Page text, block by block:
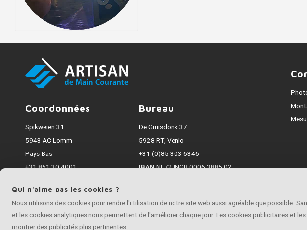
Coordonnées
Spikweien 31
5943 AC Lomm
Pays-Bas
+31 851 30 4001
Tous les montants incluent la TVA
Bureau
De Gruisdonk 37
5928 RT, Venlo
+31 (0)85 303 6346
IBANNL72 INGB 0006 3885 02
Qui n'aime pas les cookies ?
Nous utilisons des cookies pour rendre l'utilisation de notre site web aussi agréable que possible.
et les cookies analytiques nous permettent de l'améliorer chaque jour. Les cookies publicitaires et
montrer des publicités plus pertinentes.